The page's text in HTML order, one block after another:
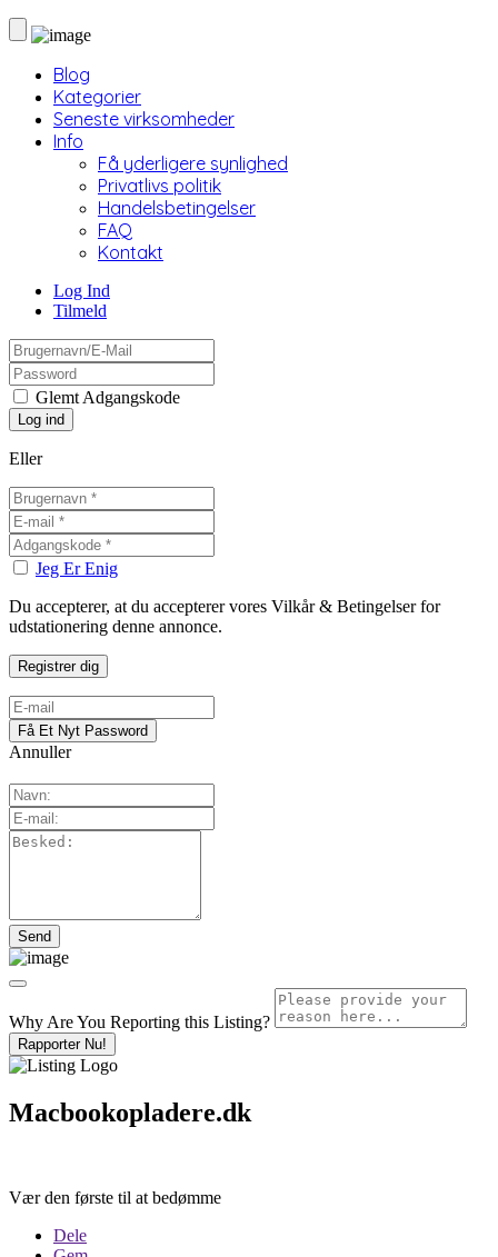
Blog
Kategorier
Seneste virksomheder
Info
Få yderligere synlighed
Privatlivs politik
Handelsbetingelser
FAQ
Kontakt
Log Ind
Tilmeld
Glemt Adgangskode
Eller
Jeg Er Enig
Du accepterer, at du accepterer vores Vilkår & Betingelser for
udstationering denne annonce.
Annuller
Why Are You Reporting this Listing?
Rapporter Nu!
Macbookopladere.dk
Vær den første til at bedømme
Dele